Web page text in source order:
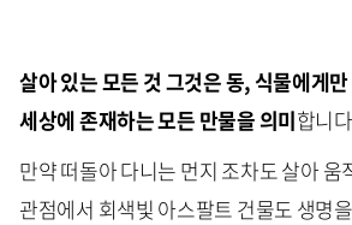
살아 있는 모든 것 그것은 동, 식물에게
세상에 존재하는 모든 만물을 의미합니
만약 떠돌아 다니는 먼지 조차도 살아 움
관점에서 회색빛 아스팔트 건물도 생명